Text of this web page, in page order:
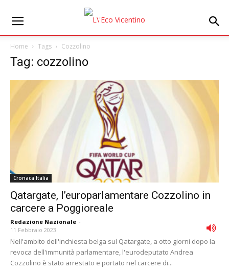
Home Tags Cozzolino
Tag: cozzolino
Cronaca Italia
Qatargate, l’europarlamentare Cozzolino in
carcere a Poggioreale
Redazione Nazionale -
11 Febbraio 2023
Nell'ambito dell'inchiesta belga sul Qatargate, a otto giorni dopo la
revoca dell'immunità parlamentare, l'eurodeputato Andrea
Cozzolino è stato arrestato e portato nel carcere di...